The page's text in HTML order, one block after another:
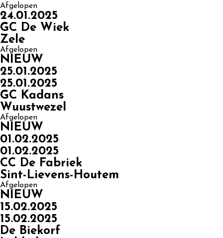
Afgelopen
24.01.2025
GC De Wiek
Zele
Afgelopen
NIEUW
25.01.2025
25.01.2025
GC Kadans
Wuustwezel
Afgelopen
NIEUW
01.02.2025
01.02.2025
CC De Fabriek
Sint-Lievens-Houtem
Afgelopen
NIEUW
15.02.2025
15.02.2025
De Biekorf